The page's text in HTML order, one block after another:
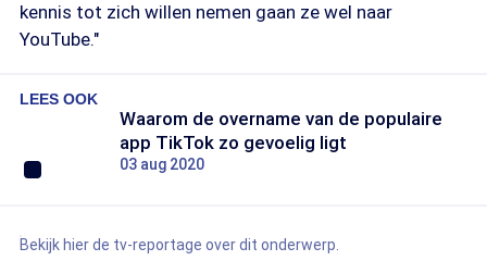
kennis tot zich willen nemen gaan ze wel naar
YouTube."
LEES OOK
Waarom de overname van de populaire
app TikTok zo gevoelig ligt
03 aug 2020
Bekijk hier de tv-reportage over dit onderwerp.